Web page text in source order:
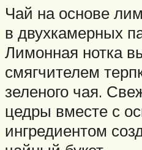
Чай на основе
в двухкамерных
Лимонная нотка
смягчителем
зеленого чая.
цедры вместе с
ингредиентом